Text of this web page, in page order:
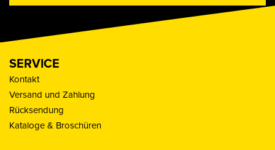
SERVICE
Kontakt
Versand und Zahlung
Rücksendung
Kataloge & Broschüren